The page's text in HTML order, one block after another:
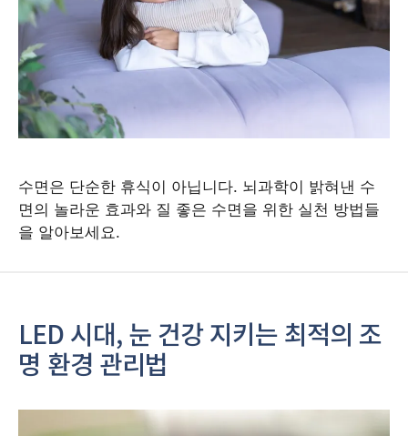
수면은 단순한 휴식이 아닙니다. 뇌과학이 밝혀낸 수
면의 놀라운 효과와 질 좋은 수면을 위한 실천 방법들
을 알아보세요.
LED 시대, 눈 건강 지키는 최적의 조
명 환경 관리법